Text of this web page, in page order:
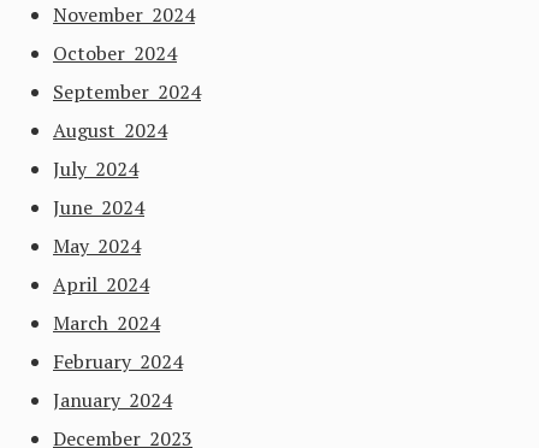
November 2024
October 2024
September 2024
August 2024
July 2024
June 2024
May 2024
April 2024
March 2024
February 2024
January 2024
December 2023